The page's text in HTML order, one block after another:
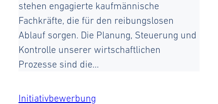
stehen engagierte kaufmännische
Fachkräfte, die für den reibungslosen
Ablauf sorgen. Die Planung, Steuerung und
Kontrolle unserer wirtschaftlichen
Prozesse sind die…
Initiativbewerbung